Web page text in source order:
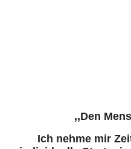
,,Den
Ich nehme mir